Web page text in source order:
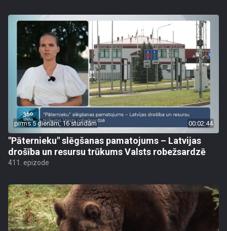
pirms 5 dienām, 16 stundām 00:02:44
"Pāternieku" slēgšanas pamatojums – Latvijas
drošība un resursu trūkums Valsts robežsardzē
411. epizode